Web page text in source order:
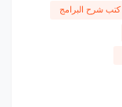
كتب شرح البرامج